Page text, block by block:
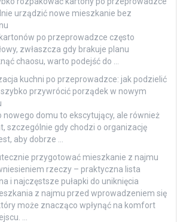
urządzić nowe mieszkanie bez
po przeprowadzce często
zwłaszcza gdy brakuje planu
chaosu, warto podejść do …
kuchni po przeprowadzce: jak podzielić
przywrócić porządek w nowym
nowego domu to ekscytujący, ale również
szczególnie gdy chodzi o organizację
aby dobrze …
przygotować mieszkanie z najmu
rzeczy – praktyczna lista
i najczęstsze pułapki do uniknięcia
z najmu przed wprowadzeniem się
może znacząco wpłynąć na komfort
…